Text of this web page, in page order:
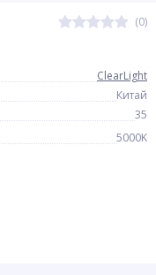
(0)
ClearLight
Китай
35
5000K